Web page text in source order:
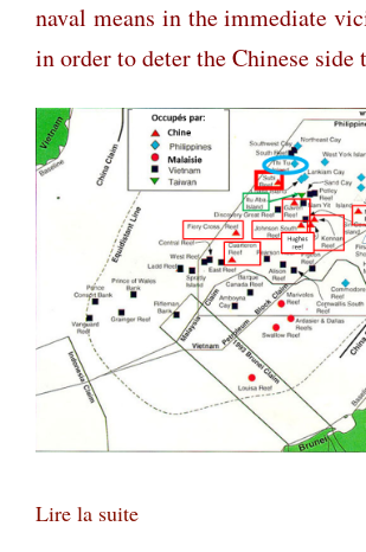
naval means in the immediate
in order to deter the Chinese side
Lire la suite